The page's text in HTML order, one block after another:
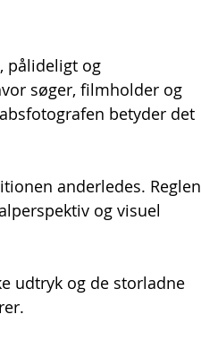
pålideligt og
søger, filmholder og
betyder det
anderledes. Reglen
og visuel
udtryk og de storladne